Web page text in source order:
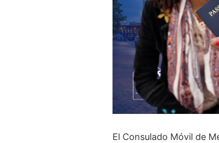
El Consulado Móvil de